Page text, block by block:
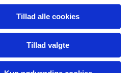
Tillad alle cookies
Tillad valgte